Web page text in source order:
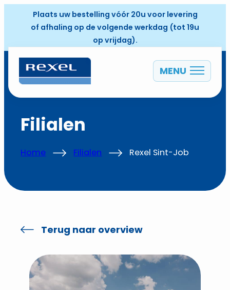
Plaats uw bestelling vóór 20u voor levering
of afhaling op de volgende werkdag (tot 19u
op vrijdag).
NL
MENU
Filialen
Home Filialen Rexel Sint-Job
Terug naar overview